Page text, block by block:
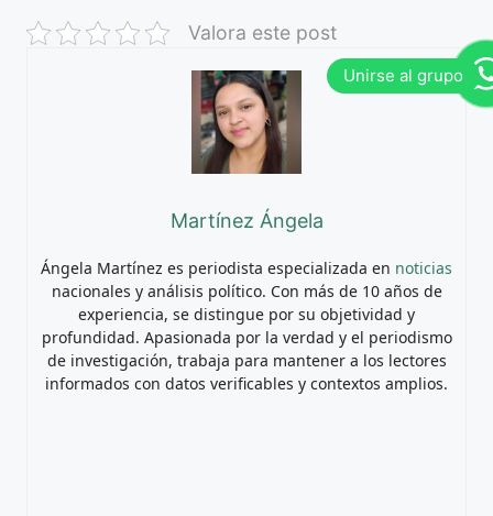
Valora este post
Martínez Ángela
Ángela Martínez es periodista especializada en noticias
nacionales y análisis político. Con más de 10 años de
experiencia, se distingue por su objetividad y
profundidad. Apasionada por la verdad y el periodismo
de investigación, trabaja para mantener a los lectores
informados con datos verificables y contextos amplios.